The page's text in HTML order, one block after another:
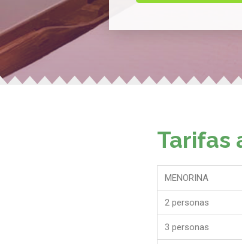
Tarifas
MENORINA
2 personas
3 personas